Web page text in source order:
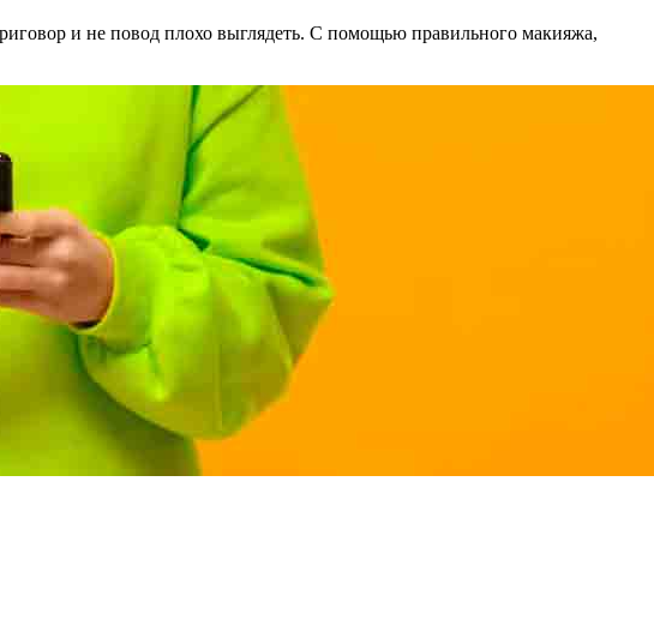
и не повод плохо выглядеть. С помощью правильного макияжа,